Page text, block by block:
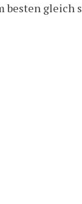
besten gleich